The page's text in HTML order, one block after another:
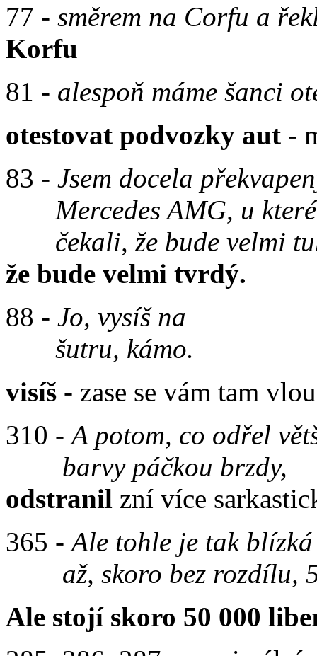
77 - směrem na Corfu a
Korfu
81 - alespoň máme šanci
otestovat podvozky aut -
83 - Jsem docela
Mercedes AMG, u
čekali, že bude velmi
že bude velmi tvrdý.
88 - Jo, vysíš na
šutru, kámo.
visíš - zase se vám tam
310 -A potom, co odřel
barvy páčkou brzdy,
odstranil zní více
365 -Ale tohle je tak
až, skoro bez rozdílu,
Ale stojí skoro 50 000